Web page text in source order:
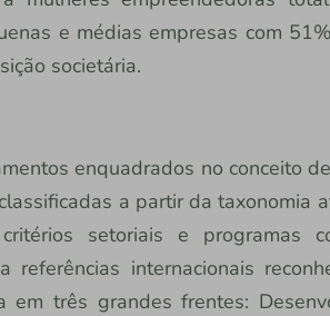
e médias empresas com
societária.
enquadrados no conceito
a partir da taxonomia
setoriais e programas
referências internacionais
em três grandes frentes: